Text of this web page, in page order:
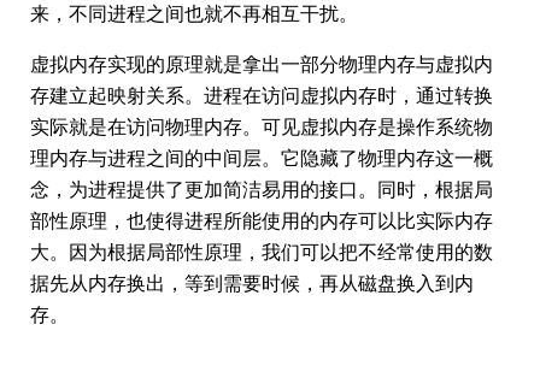
来，不同进程之间也就不再相互干扰。
虚拟内存实现的原理就是拿出一部分物理内存与虚拟内
存建立起映射关系。进程在访问虚拟内存时，通过转换
实际就是在访问物理内存。可见虚拟内存是操作系统物
理内存与进程之间的中间层。它隐藏了物理内存这一概
念，为进程提供了更加简洁易用的接口。同时，根据局
部性原理，也使得进程所能使用的内存可以比实际内存
大。因为根据局部性原理，我们可以把不经常使用的数
据先从内存换出，等到需要时候，再从磁盘换入到内
存。